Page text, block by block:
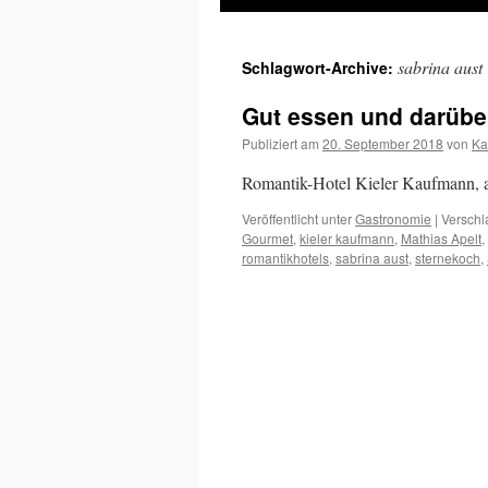
springen
Schlagwort-Archive: sabrina aust
Gut essen und
Publiziert am 20. September 2018 von
Romantik-Hotel Kieler Kaufmann,
Veröffentlicht unterGastronomie |
Gourmet, kieler kaufmann, Mathias Apelt,
romantikhotels, sabrina aust, sternekoch,